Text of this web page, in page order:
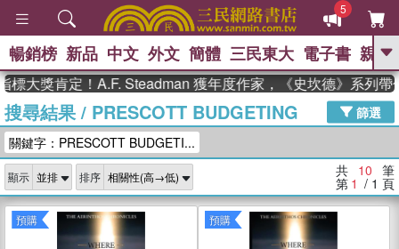
5
GO
熱搜： 東野圭吾 、 高希均教授回憶錄
、 The Odyssey 、 父親節 、 如果歷
史是一群喵
獎 臺灣漫遊錄 、 方念華 、 台灣的李
登輝時代
數學女孩：黎曼猜想 、
偉大的迷走神經
暢銷榜 新品 中文 外文 簡體 三民東大 電子書 親子
大獎肯定！A.F. Steadman 獲年度作家，《史坎德》系列帶
搜尋結果/ PRESCOTT BUDGETING
篩選
關鍵字：PRESCOTT BUDGETI...
顯示 排序 共 10 筆
第 1 / 1 頁
預購 預購